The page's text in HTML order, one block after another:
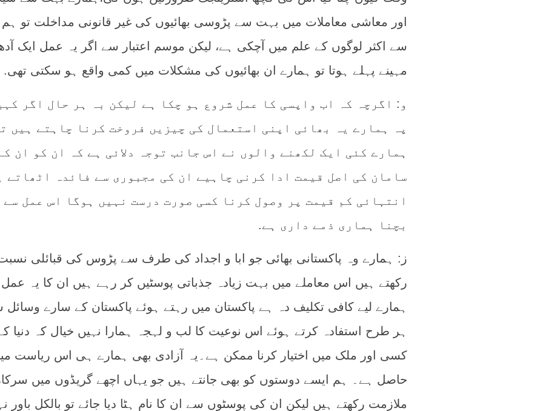
اور معاشی معاملات میں بہت سے پڑوسی بھائیوں کی غیر قانونی مداخلت تو
سے اکثر لوگوں کے علم میں آچکی ہے، لیکن موسم اعتبار سے اگر یہ عمل ایک
مہینے پہلے ہوتا تو ہمارے ان بھائیوں کی مشکلات میں کمی واقع ہو سکتی تھی.
و: اگرچہ کہ اب واپسی کا عمل شروع ہو چکا ہے لیکن بہ ہر حال اگر
پہ ہمارے یہ بھائی اپنی استعمال کی چیزیں فروخت کرنا چاہتے ہیں
ہمارے کئی ایک لکھنے والوں نے اس جانب توجہ دلائی ہے کہ ان کو ان
سامان کی اصل قیمت ادا کرنی چاہیے ان کی مجبوری سے فائدہ اٹھاتے
انتہائی کم قیمت پر وصول کرنا کسی صورت درست نہیں ہوگا اس عمل سے
بچنا ہماری ذمے داری ہے.
ز: ہمارے وہ پاکستانی بھائی جو ابا و اجداد کی طرف سے پڑوس کی قبائلی
رکھتے ہیں اس معاملے میں بہت زیادہ جذباتی پوسٹیں کر رہے ہیں ان کا یہ عمل
ہمارے لیے کافی تکلیف دہ ہے پاکستان میں رہتے ہوئے پاکستان کے سارے وسائل
ہر طرح استفادہ کرتے ہوئے اس نوعیت کا لب و لہجہ ہمارا نہیں خیال کہ دنیا
کسی اور ملک میں اختیار کرنا ممکن ہے۔یہ آزادی بھی ہمارے ہی اس ریاست
حاصل ہے۔ ہم ایسے دوستوں کو بھی جانتے ہیں جو یہاں اچھے گریڈوں میں
ملازمت رکھتے ہیں لیکن ان کی پوسٹوں سے ان کا نام ہٹا دیا جائے تو بالکل باور